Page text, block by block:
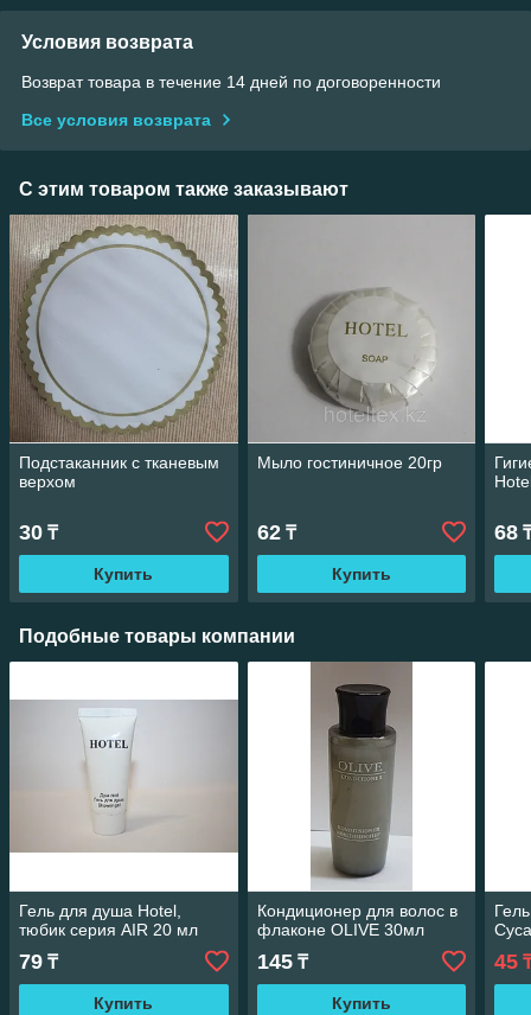
Условия возврата
Возврат товара в течение 14 дней по договоренности
Все условия возврата
С этим товаром также заказывают
Подстаканник с тканевым
верхом
30 ₸
Купить
Мыло гостиничное 20гр
62₸
Купить
68
Подобные товары компании
Гель для душа Hotel,
тюбик серия AIR 20 мл
79 ₸
Купить
Кондиционер для волос в
флаконе OLIVE 30мл
145₸
Купить
45